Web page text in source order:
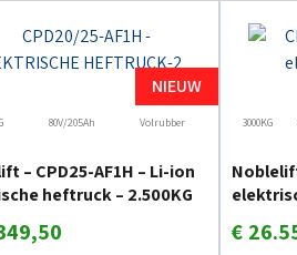
NIEUW
80V/205Ah Volrubber
– CPD25-AF1H – Li-ion
heftruck – 2.500KG
3000KG
€